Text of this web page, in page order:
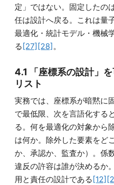
定」ではない。固定したの
任は設計へ戻る。これは量
最適化・統計モデル・機械
る[27][28] 。
4.1 「座標系の設計」
リスト
実務では、座標系が暗黙に
で最低限、次を言語化する
る。何を最適化の対象から
は何か。除外した要素をど
か、承認か、監査か）。係
違反の許容は誰が決めるか
用と責任の設計である [12]